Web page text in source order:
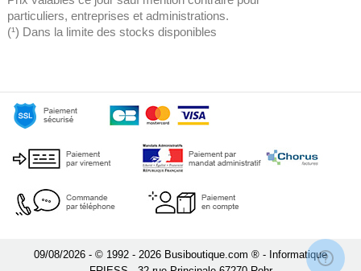
particuliers, entreprises et administrations.
(¹) Dans la limite des stocks disponibles
09/08/2026 - © 1992 - 2026 Busiboutique.com ® - Informatique